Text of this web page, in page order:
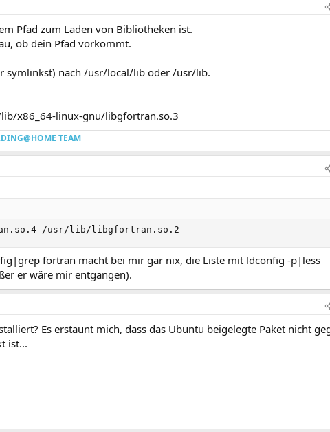
Pfad zum Laden von Bibliotheken ist.
ob dein Pfad vorkommt.
symlinkst) nach /usr/local/lib oder /usr/lib.
x86_64-linux-gnu/libgfortran.so.3
TEAM
/usr/lib/libgfortran.so.2
fortran macht bei mir gar nix, die Liste mit ldconfig -p|less
er wäre mir entgangen).
Es erstaunt mich, dass das Ubuntu beigelegte Paket nicht
ist...